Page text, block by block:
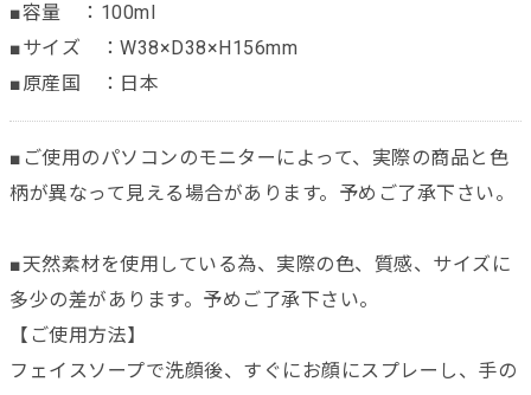
■容量 ：100ml
■サイズ ：W38×D38×H156mm
■原産国 ：日本
■ご使用のパソコンのモニターによって、実際の商品と色
柄が異なって見える場合があります。予めご了承下さい。
■天然素材を使用している為、実際の色、質感、サイズに
多少の差があります。予めご了承下さい。
【ご使用方法】
フェイスソープで洗顔後、すぐにお顔にスプレーし、手の